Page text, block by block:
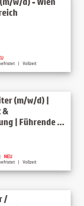
| Vollzeit
(m/w/d) |
&
| Führende ...
NEU
| Vollzeit
/